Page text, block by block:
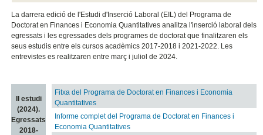
La darrera edició de l'Estudi d'Inserció Laboral (EIL) del Programa de
Doctorat en Finances i Economia Quantitatives analitza l'inserció laboral dels
egressats i les egressades dels programes de doctorat que finalitzaren els
seus estudis entre els cursos acadèmics 2017-2018 i 2021-2022. Les
entrevistes es realitzaren entre març i juliol de 2024.
II estudi
(2024).
Egressats
2018-
Fitxa del Programa de Doctorat en Finances i Economia
Quantitatives
Informe complet del Programa de Doctorat en Finances i
Economia Quantitatives